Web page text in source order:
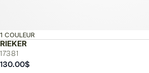
RIEKER
17381
1 COULEUR
130.00$